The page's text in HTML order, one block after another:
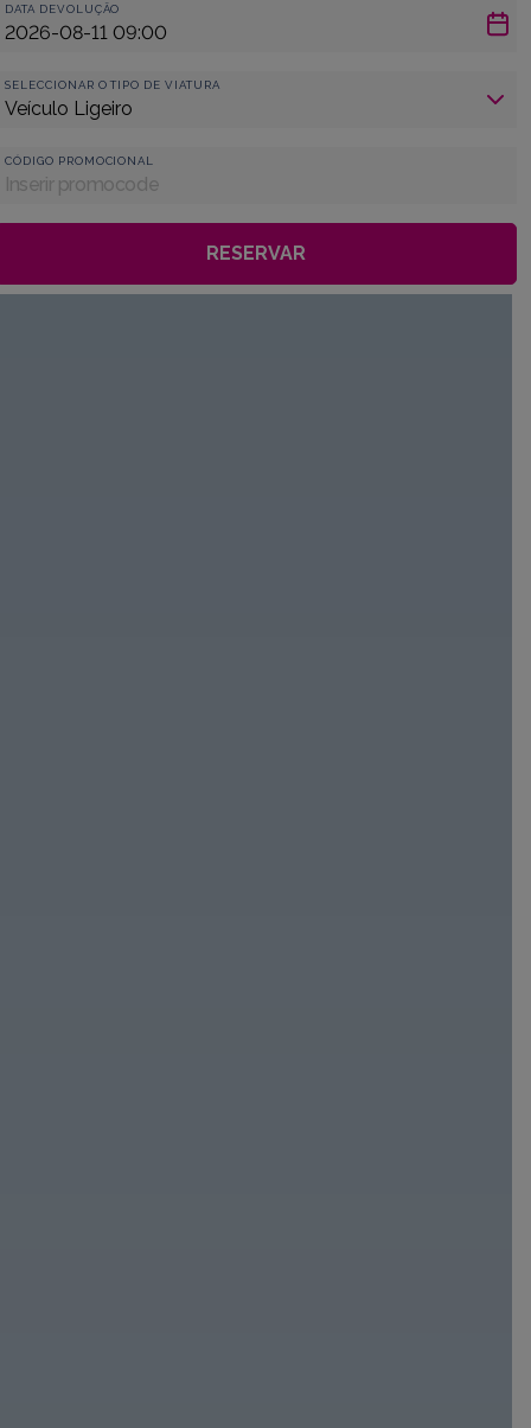
DATA DEVOLUÇÃO
SELECCIONAR O TIPO DE VIATURA
CÓDIGO PROMOCIONAL
RESERVAR